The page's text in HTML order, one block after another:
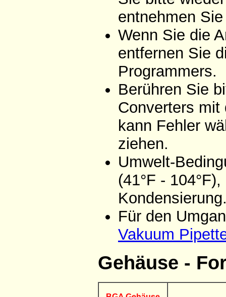
entnehmen
Wenn Sie die
entfernen Sie
Programmers.
Berühren Sie
Converters mit
kann Fehler
ziehen.
Umwelt-
(41°F -
Für den
Vakuum
Gehäuse -